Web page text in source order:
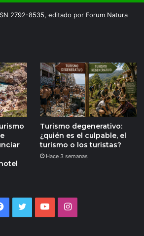
2792-8535, editado por Forum Natura
Turismo degenerativo:
¿quién es el culpable, el
turismo o los turistas?
Hace 3 semanas
Facebook
TwitterYouTubeInstagram